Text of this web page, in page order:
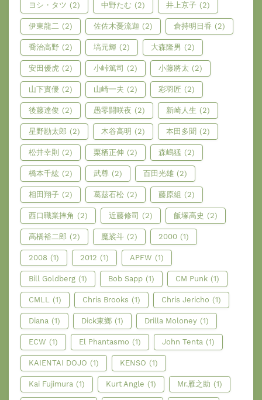
ヨシ・タツ (2) 中野たむ (2) 井上京子 (2)
伊東龍二 (2) 佐佐木憂流迦 (2) 倉持明日香 (2)
喬治高野 (2) 塙元輝 (2) 大森隆男 (2)
安田優虎 (2) 小峠篤司 (2) 小藤將太 (2)
山下實優 (2) 山崎一夫 (2) 彩羽匠 (2)
後藤達俊 (2) 愚零闘咲夜 (2) 新崎人生 (2)
星野勘太郎 (2) 木谷高明 (2) 本田多聞 (2)
松井幸則 (2) 栗栖正伸 (2) 森嶋猛 (2)
橋本千紘 (2) 武尊 (2) 百田光雄 (2)
相田翔子 (2) 葛茲石松 (2) 藤原組 (2)
西口職業摔角 (2) 近藤修司 (2) 飯塚高史 (2)
高橋裕二郎 (2) 魔裟斗 (2) 2000 (1)
2008 (1) 2012 (1) APFW (1)
Bill Goldberg (1) Bob Sapp (1) CM Punk (1)
CMLL (1) Chris Brooks (1) Chris Jericho (1)
Diana (1) Dick東鄉 (1) Drilla Moloney (1)
ECW (1) El Phantasmo (1) John Tenta (1)
KAIENTAI DOJO (1) KENSO (1)
Kai Fujimura (1) Kurt Angle (1) Mr.雁之助 (1)